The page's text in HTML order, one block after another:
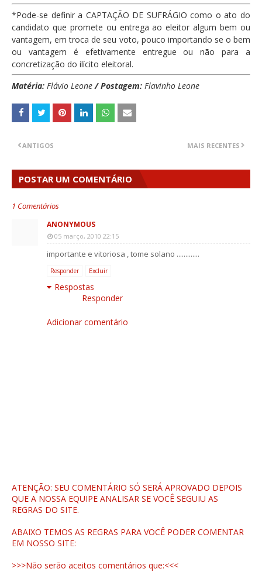
*Pode-se definir a CAPTAÇÃO DE SUFRÁGIO como o ato do
candidato que promete ou entrega ao eleitor algum bem ou
vantagem, em troca de seu voto, pouco importando se o bem
ou vantagem é efetivamente entregue ou não para a
concretização do ilícito eleitoral.
Matéria: Flávio Leone/Postagem: Flavinho Leone
MAIS RECENTES
ANTIGOS
POSTAR UM COMENTÁRIO
1 Comentários
ANONYMOUS
05 março, 2010 22:15
importante e vitoriosa , tome solano .............
Responder Excluir
Respostas
Responder
Adicionar comentário
ATENÇÃO: SEU COMENTÁRIO SÓ SERÁ APROVADO DEPOIS
QUE A NOSSA EQUIPE ANALISAR SE VOCÊ SEGUIU AS
REGRAS DO SITE.
ABAIXO TEMOS AS REGRAS PARA VOCÊ PODER COMENTAR
EM NOSSO SITE:
>>>Não serão aceitos comentários que:<<<